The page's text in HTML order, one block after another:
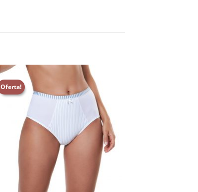
Oferta!
Adicionar
aos
meus
desejos